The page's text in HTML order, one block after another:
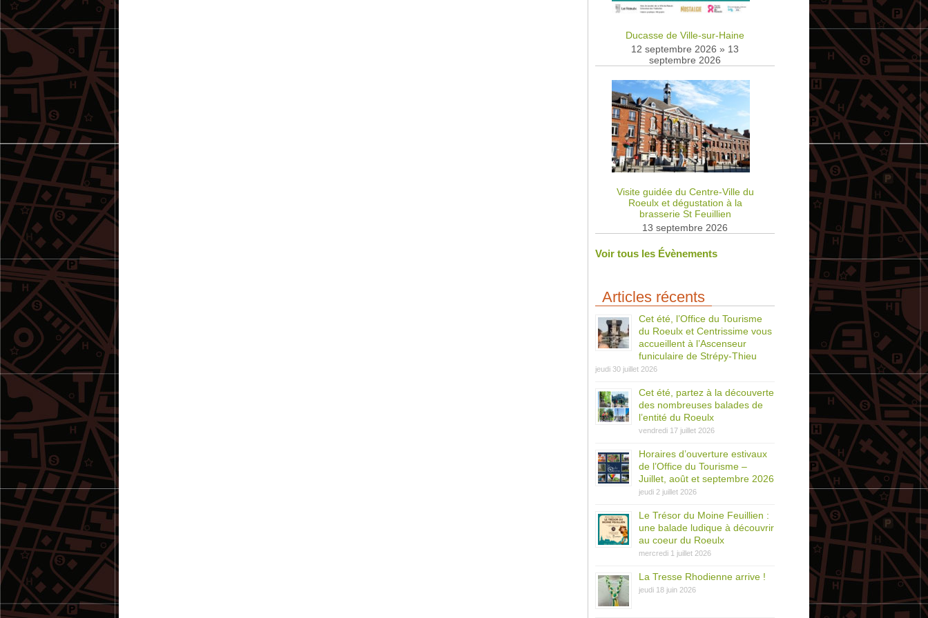
Ducasse de Ville-sur-Haine
12 septembre 2026 » 13
septembre 2026
Visite guidée du Centre-Ville du
Roeulx et dégustation à la
brasserie St Feuillien
13 septembre 2026
Voir tous les Évènements
Articles récents
Cet été, l’Office du Tourisme
du Roeulx et Centrissime vous
accueillent à l’Ascenseur
funiculaire de Strépy-Thieu
jeudi 30 juillet 2026
Cet été, partez à la découverte
des nombreuses balades de
l’entité du Roeulx
vendredi 17 juillet 2026
Horaires d’ouverture estivaux
de l’Office du Tourisme –
Juillet, août et septembre 2026
jeudi 2 juillet 2026
Le Trésor du Moine Feuillien :
une balade ludique à découvrir
au coeur du Roeulx
mercredi 1 juillet 2026
La Tresse Rhodienne arrive !
jeudi 18 juin 2026